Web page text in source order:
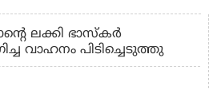
ലക്കി ഭാസ്കർ
വാഹനം പിടിച്ചെടുത്തു